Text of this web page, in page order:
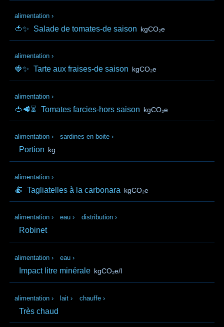
alimentation ›
🍅✨ Salade de tomates-de saison kgCO₂e
alimentation ›
🍓✨ Tarte aux fraises-de saison kgCO₂e
alimentation ›
🍅🥩⏳ Tomates farcies-hors saison kgCO₂e
alimentation › sardines en boite ›
Portion kg
alimentation ›
🍝 Tagliatelles à la carbonara kgCO₂e
alimentation › eau › distribution ›
Robinet
alimentation › eau ›
Impact litre minérale kgCO₂e/l
alimentation › lait › chauffe ›
Très chaud